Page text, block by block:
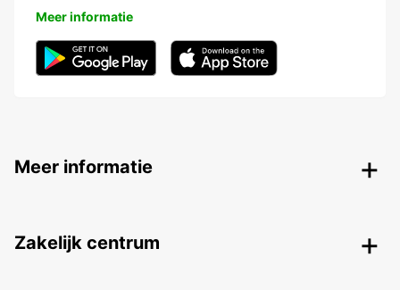
Meer informatie
Meer informatie
Zakelijk centrum